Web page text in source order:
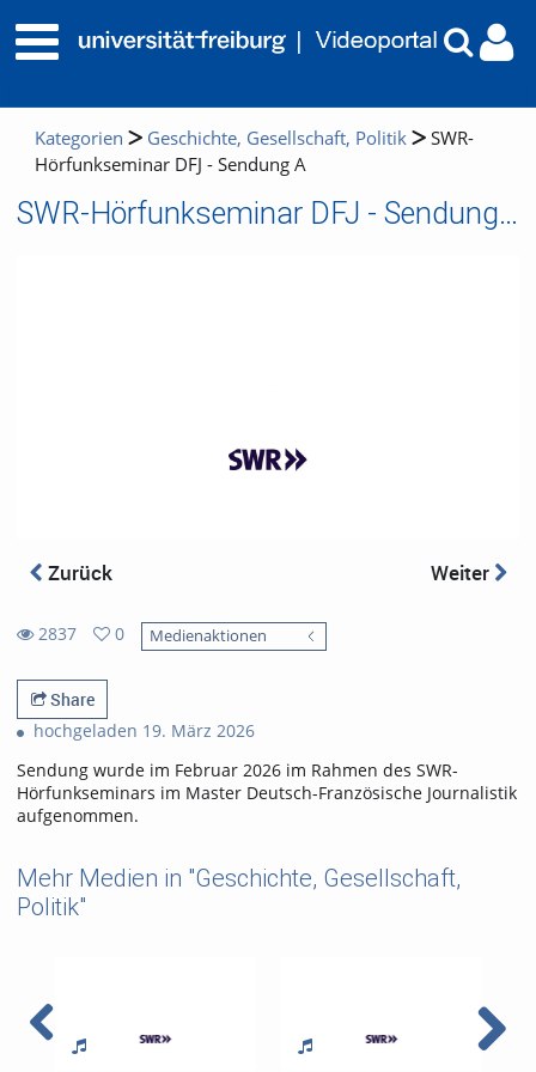
Kategorien Geschichte, Gesellschaft, Politik
SWR-
Hörfunkseminar DFJ - Sendung A
SWR-Hörfunkseminar DFJ - Sendung A
Zurück Weiter
2837
views
0
favorites
Medienaktionen
Share
hochgeladen 19. März 2026
Sendung wurde im Februar 2026 im Rahmen des SWR-
Hörfunkseminars im Master Deutsch-Französische Journalistik
aufgenommen.
Mehr Medien in "Geschichte, Gesellschaft,
Politik"